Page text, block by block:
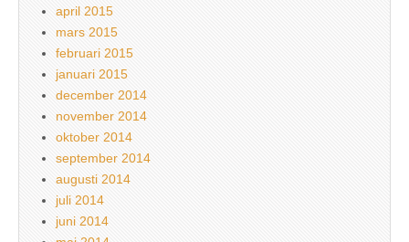
april 2015
mars 2015
februari 2015
januari 2015
december 2014
november 2014
oktober 2014
september 2014
augusti 2014
juli 2014
juni 2014